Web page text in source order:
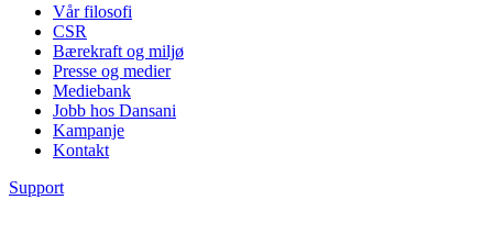
Vår filosofi
CSR
Bærekraft og miljø
Presse og medier
Mediebank
Jobb hos Dansani
Kampanje
Kontakt
Support